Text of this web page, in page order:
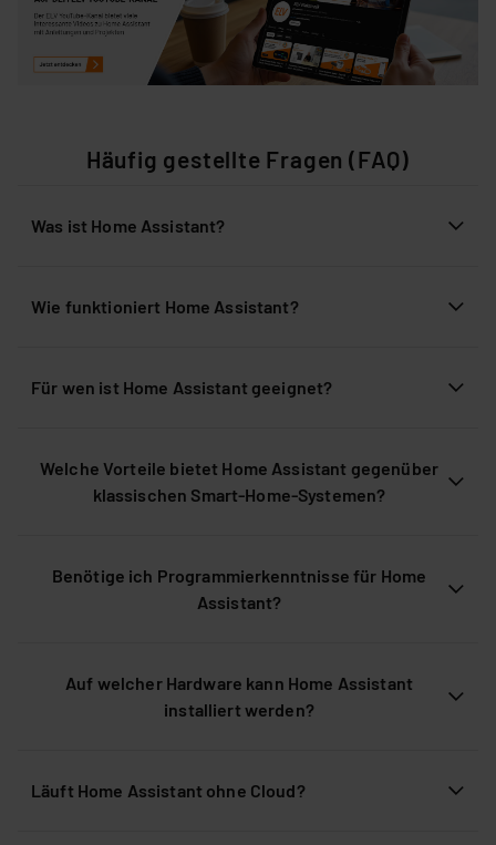
Häufig gestellte Fragen (FAQ)
Was ist Home Assistant?
Wie funktioniert Home Assistant?
Für wen ist Home Assistant geeignet?
Welche Vorteile bietet Home Assistant gegenüber
klassischen Smart-Home-Systemen?
Benötige ich Programmierkenntnisse für Home
Assistant?
Auf welcher Hardware kann Home Assistant
installiert werden?
Läuft Home Assistant ohne Cloud?